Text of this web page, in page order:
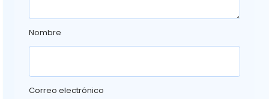
Nombre
Correo electrónico